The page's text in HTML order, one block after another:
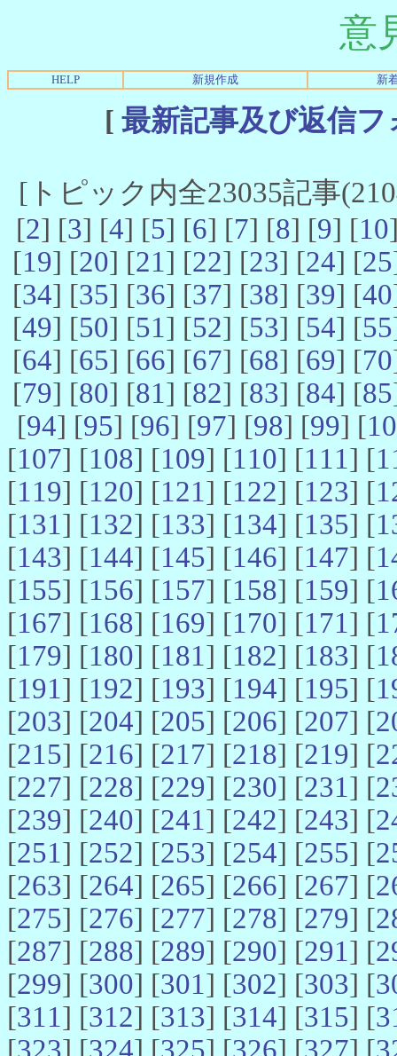
意
HELP 新規作成 新
[ 最新記事及び返信
[トピック内全23035記事
[2] [3] [4] [5] [6] [7] [8] [9] [10
[19] [20] [21] [22] [23] [24] [25
[34] [35] [36] [37] [38] [39] [40
[49] [50] [51] [52] [53] [54] [55
[64] [65] [66] [67] [68] [69] [70
[79] [80] [81] [82] [83] [84] [85
[94] [95] [96] [97] [98] [99] [
[107] [108] [109] [110] [111] [
[119] [120] [121] [122] [123] [
[131] [132] [133] [134] [135] [
[143] [144] [145] [146] [147] [
[155] [156] [157] [158] [159] [
[167] [168] [169] [170] [171] [
[179] [180] [181] [182] [183] [
[191] [192] [193] [194] [195] [
[203] [204] [205] [206] [207] [
[215] [216] [217] [218] [219] [
[227] [228] [229] [230] [231] [
[239] [240] [241] [242] [243] [
[251] [252] [253] [254] [255] [
[263] [264] [265] [266] [267] [
[275] [276] [277] [278] [279] [
[287] [288] [289] [290] [291] [
[299] [300] [301] [302] [303] [
[311] [312] [313] [314] [315] [
[323] [324] [325] [326] [327] [